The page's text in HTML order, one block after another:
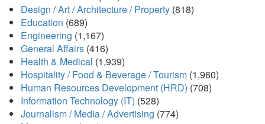
Design / Art / Architecture / Property (818)
Education (689)
Engineering (1,167)
General Affairs (416)
Health & Medical (1,939)
Hospitality / Food & Beverage / Tourism (1,960)
Human Resources Development (HRD) (708)
Information Technology (IT) (528)
Journalism / Media / Advertising (774)